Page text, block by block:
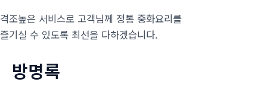
격조높은 서비스로 고객님께 정통 중화요리를
즐기실 수 있도록 최선을 다하겠습니다.
방명록